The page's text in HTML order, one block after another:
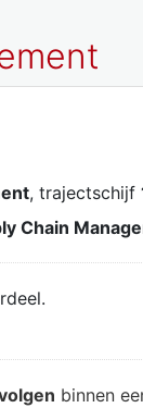
, trajectschijf
Chain
binnen